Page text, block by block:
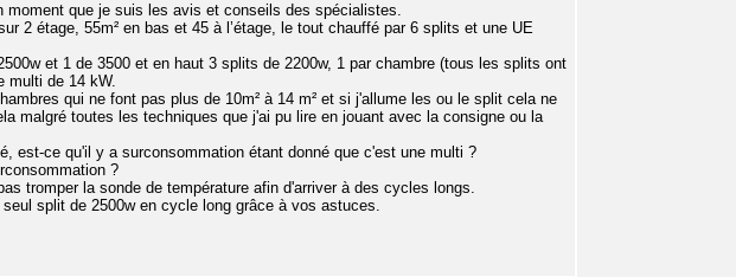
que je suis les avis et conseils des spécialistes.
2 étage, 55m² en bas et 45 à l’étage, le tout chauffé par 6 splits et une UE
et 1 de 3500 et en haut 3 splits de 2200w, 1 par chambre (tous les splits ont
multi de 14 kW.
qui ne font pas plus de 10m² à 14 m² et si j'allume les ou le split cela ne
malgré toutes les techniques que j'ai pu lire en jouant avec la consigne ou la
est-ce qu'il y a surconsommation étant donné que c'est une multi ?
?
tromper la sonde de température afin d'arriver à des cycles longs.
split de 2500w en cycle long grâce à vos astuces.